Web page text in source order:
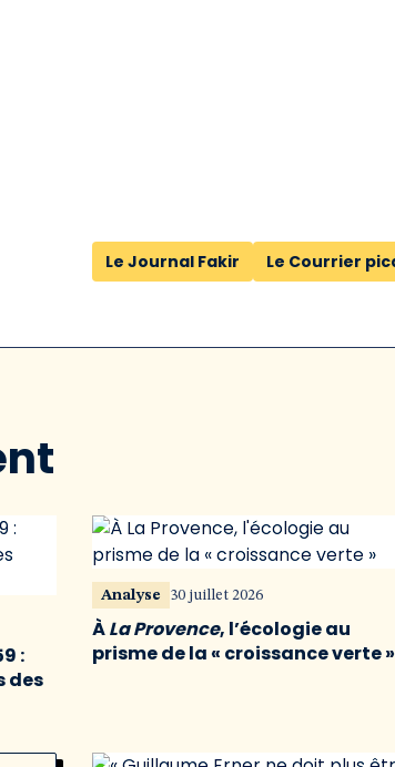
Le Journal Fakir Le Courrier
:
des
Analyse 30 juillet 2026
ÀLa Provence, l’écologie au
prisme de la « croissance verte »